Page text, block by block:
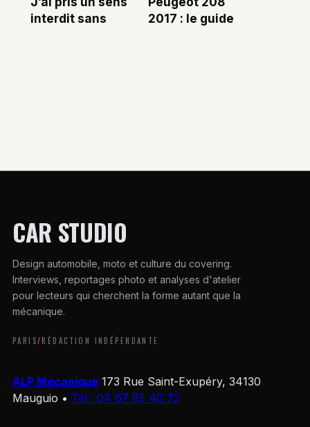
interdit sans
2017 : le guide
CAR STUDIO
Design automobile, moto et culture du covering.
Interviews, reportages photo et analyses d'atelier
pour lecteurs qui cherchent la forme autant que la
mécanique.
PARIS/RÉDACTION INDÉPENDANTE
ALP Mécanique 173 Rue Saint-Exupéry, 34130
Mauguio • Tél : 04 67 85 40 72